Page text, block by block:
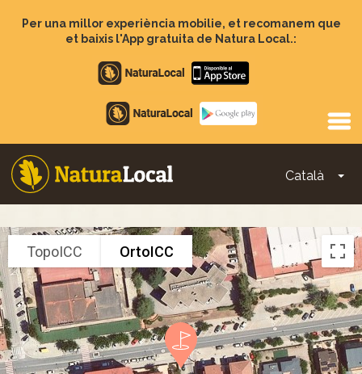
Per una millor experiència mobilie, et recomanem que
et baixis l'App gratuita de Natura Local.:
Apple
store
Google
Play
Català
Main
navigation
TopoICC OrtoICC